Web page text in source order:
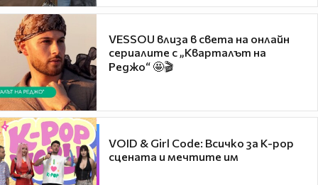
VESSOU влиза в света на онлайн
сериалите с „Кварталът на
Реджо“ 🤩🎬
VOID & Girl Code: Всичко за K-pop
сцената и мечтите им